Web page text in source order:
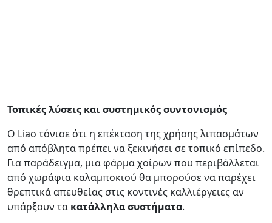
Τοπικές λύσεις και συστημικός συντονισμός
Ο Liao τόνισε ότι η επέκταση της χρήσης λιπασμάτων
από απόβλητα πρέπει να ξεκινήσει σε τοπικό επίπεδο.
Για παράδειγμα, μια φάρμα χοίρων που περιβάλλεται
από χωράφια καλαμποκιού θα μπορούσε να παρέχει
θρεπτικά απευθείας στις κοντινές καλλιέργειες αν
υπάρξουν τα κατάλληλα συστήματα.